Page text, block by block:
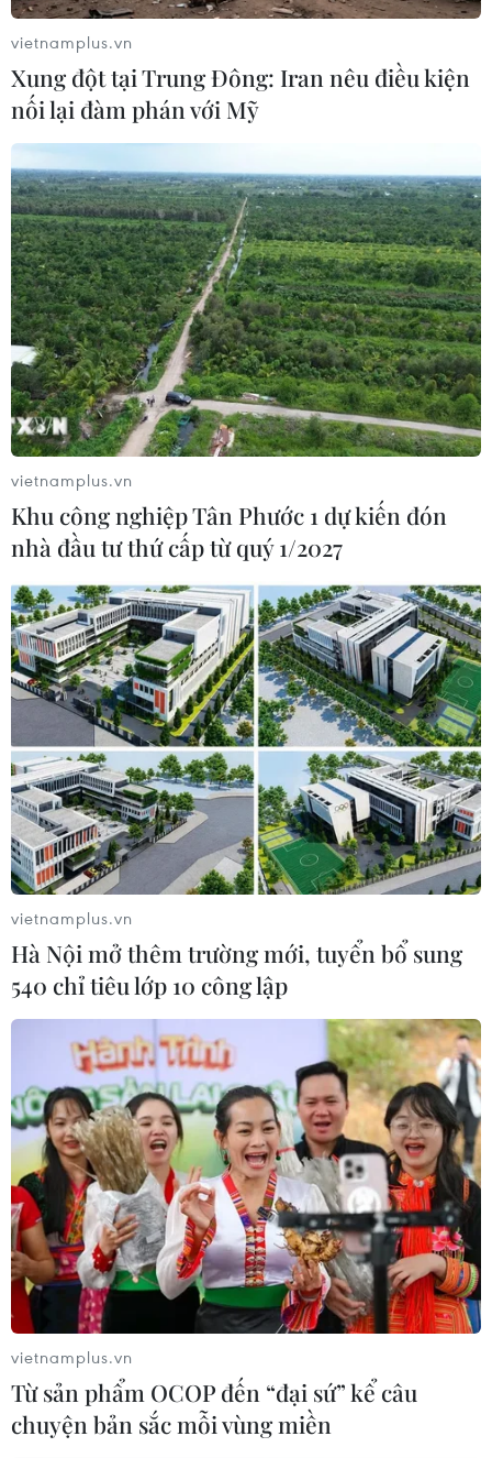
vietnamplus.vn
Xung đột tại Trung Đông: Iran nêu điều kiện
nối lại đàm phán với Mỹ
vietnamplus.vn
Khu công nghiệp Tân Phước 1 dự kiến đón
nhà đầu tư thứ cấp từ quý 1/2027
vietnamplus.vn
Hà Nội mở thêm trường mới, tuyển bổ sung
540 chỉ tiêu lớp 10 công lập
vietnamplus.vn
Từ sản phẩm OCOP đến “đại sứ” kể câu
chuyện bản sắc mỗi vùng miền